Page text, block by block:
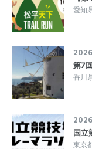
愛知
第7
香川
国立
東京